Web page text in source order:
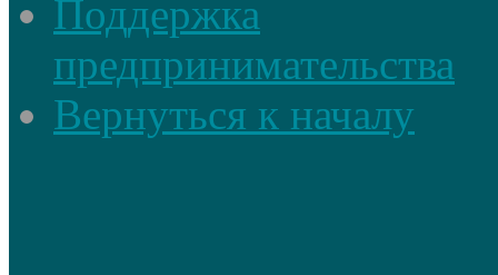
Поддержка
предпринимательства
Вернуться к началу